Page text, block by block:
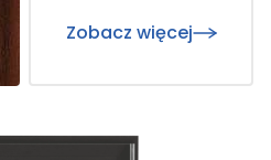
Zobacz więcej